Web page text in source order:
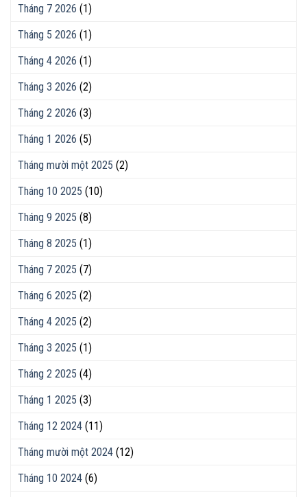
Tháng 7 2026 (1)
Tháng 5 2026 (1)
Tháng 4 2026 (1)
Tháng 3 2026 (2)
Tháng 2 2026 (3)
Tháng 1 2026 (5)
Tháng mười một 2025 (2)
Tháng 10 2025 (10)
Tháng 9 2025 (8)
Tháng 8 2025 (1)
Tháng 7 2025 (7)
Tháng 6 2025 (2)
Tháng 4 2025 (2)
Tháng 3 2025 (1)
Tháng 2 2025 (4)
Tháng 1 2025 (3)
Tháng 12 2024 (11)
Tháng mười một 2024 (12)
Tháng 10 2024 (6)